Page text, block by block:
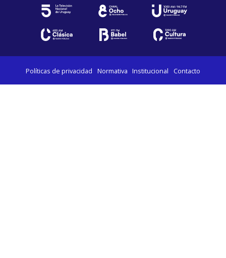
Políticas de privacidad Normativa Institucional Contacto